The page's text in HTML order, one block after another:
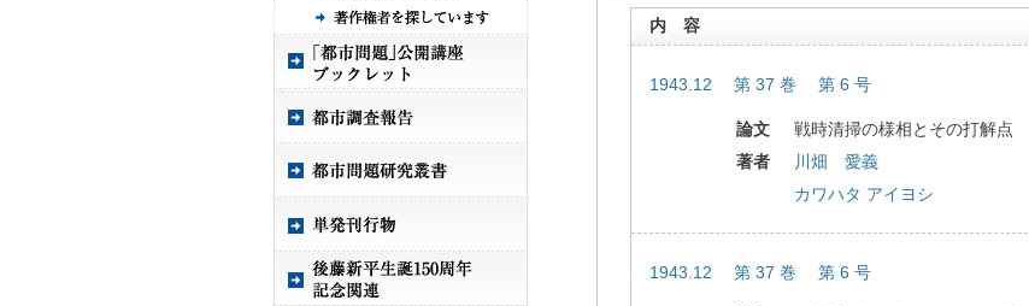
内 容
1943.12 第 37 巻 第 6 号
論文
戦時清掃の様相とその打解点
著者
川畑 愛義
カワハタ アイヨシ
1943.12 第 37 巻 第 6 号